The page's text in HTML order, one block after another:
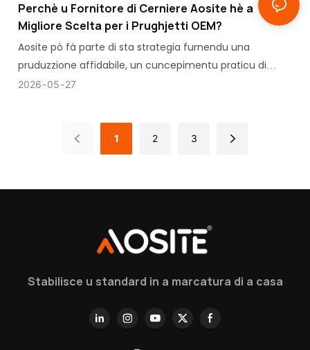
Perchè u Fornitore di Cerniere Aosite hè a
Migliore Scelta per i Prughjetti OEM?
Aosite pò fà parte di sta strategia furnendu una
pruduzzione affidabile, un cuncepimentu praticu di
cerniere è suluzioni OEM strutturate.
2026 05 27
1 2 3
Stabilisce u standard in a marcatura di a casa